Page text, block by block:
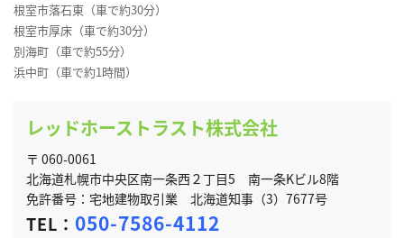
根室市落石東（車で約30分）
根室市厚床（車で約30分）
別海町（車で約55分）
浜中町（車で約1時間）
レッドホーストラスト株式会社
〒 060-0061
北海道札幌市中央区南一条西２丁目5 南一条Kビル8階
免許番号：宅地建物取引業 北海道知事（3）7677号
TEL： 050-7586-4112